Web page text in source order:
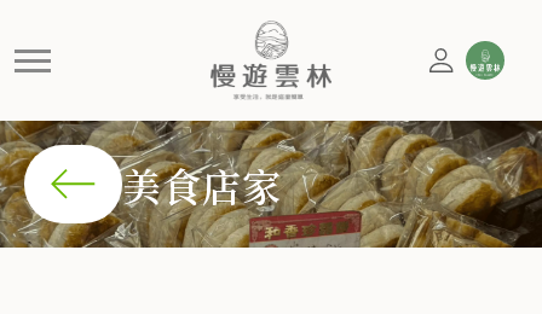
春山里舍｜Cottage of
春山里舍結合昭和風格建築與精選台灣茶，提供寧靜的品
美食店家